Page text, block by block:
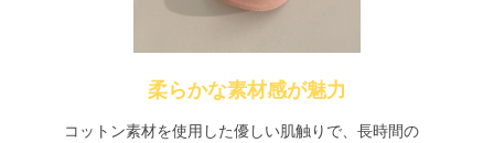
柔らかな素材感が魅力
コットン素材を使用した優しい肌触りで、長時間の